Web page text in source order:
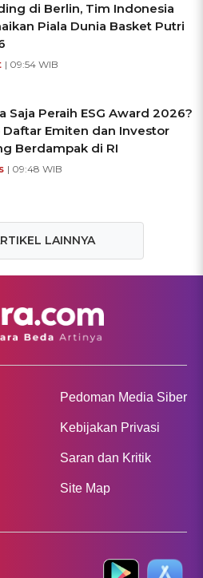
di Berlin, Tim Indonesia
Piala Dunia Basket Putri
| 09:54 WIB
Saja Peraih ESG Award 2026?
Daftar Emiten dan Investor
Berdampak di RI
| 09:48 WIB
LAINNYA
Pedoman Media Siber
Kebijakan Privasi
Saran dan Kritik
Site Map